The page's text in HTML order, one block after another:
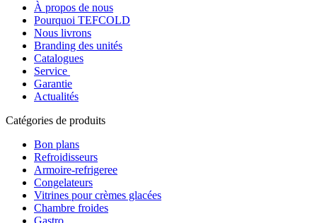
À propos de nous
Pourquoi TEFCOLD
Nous livrons
Branding des unités
Catalogues
Service
Garantie
Actualités
Catégories de produits
Bon plans
Refroidisseurs
Armoire-refrigeree
Congelateurs
Vitrines pour crèmes glacées
Chambre froides
Gastro